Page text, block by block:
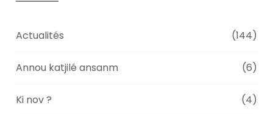
Actualités (144)
Annou katjilé ansanm (6)
Ki nov ? (4)